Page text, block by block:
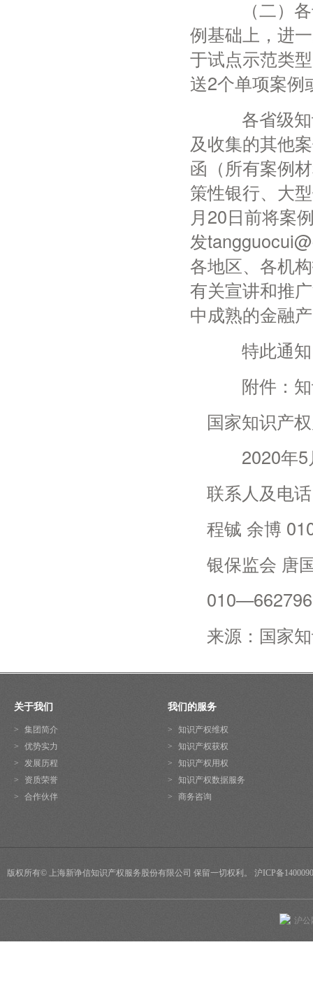
（二）各
例基础上，进
于试点示范类
送2个单项案例
各省级知
及收集的其他
函（所有案例
策性银行、大
月20日前将案
发
各地区、各机
有关宣讲和推
中成熟的金融
特此通知
附件：知
国家知识产
2020年5
联系人及电
程铖 余博
银保监会 唐
来源：国家
关于我们
>
集团简介
>
优势实力
>
发展历程
>
资质荣誉
>
合作伙伴
我们的服务
>
知识产权维权
>
知识产权获权
>
知识产权用权
>
知识产权数据服务
>
商务咨询
版权所有© 上海新诤信知识产权服务股份有限公司 保留一切权利。 沪ICP备
沪公